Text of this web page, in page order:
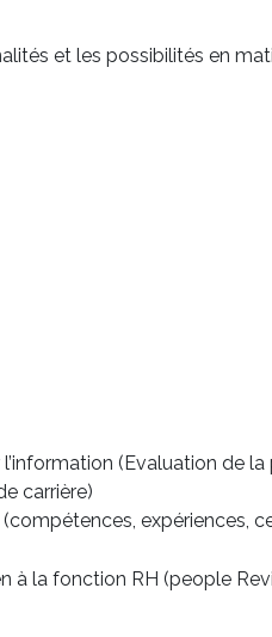
et les possibilités en
(Evaluation de
carrière)
expériences,
à la fonction RH (people